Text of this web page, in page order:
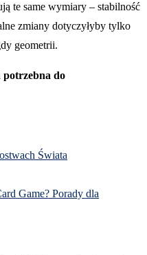
te same wymiary – stabilność
zmiany dotyczyłyby tylko
geometrii.
potrzebna do
Świata
Game? Porady dla